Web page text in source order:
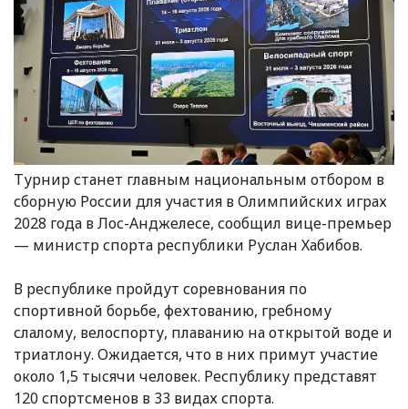
Турнир станет главным национальным отбором в
сборную России для участия в Олимпийских играх
2028 года в Лос-Анджелесе, сообщил вице-премьер
— министр спорта республики Руслан Хабибов.
В республике пройдут соревнования по
спортивной борьбе, фехтованию, гребному
слалому, велоспорту, плаванию на открытой воде и
триатлону. Ожидается, что в них примут участие
около 1,5 тысячи человек. Республику представят
120 спортсменов в 33 видах спорта.